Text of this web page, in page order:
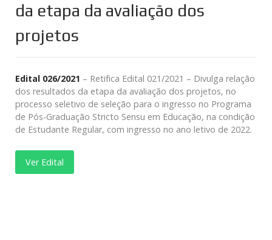
da etapa da avaliação dos
projetos
Edital 026/2021 – Retifica Edital 021/2021 – Divulga relação
dos resultados da etapa da avaliação dos projetos, no
processo seletivo de seleção para o ingresso no Programa
de Pós-Graduação Stricto Sensu em Educação, na condição
de Estudante Regular, com ingresso no ano letivo de 2022.
Ver Edital